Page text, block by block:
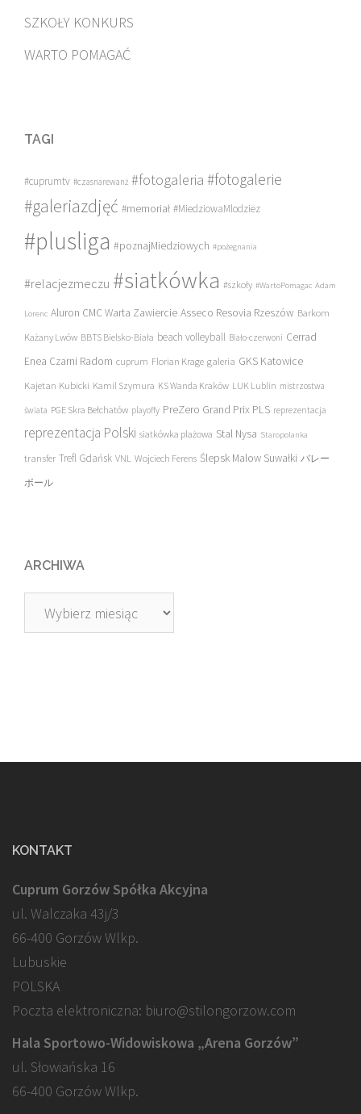
SZKOŁY KONKURS
WARTO POMAGAĆ
TAGI
#cuprumtv #czasnarewanż #fotogaleria #fotogalerie
#galeriazdjęć #memoriał #MiedziowaMlodziez
#plusliga #poznajMiedziowych #pożegnania
#relacjezmeczu #siatkówka #szkoły #WartoPomagac Adam
Lorenc Aluron CMC Warta Zawiercie Asseco Resovia Rzeszów Barkom
Każany Lwów BBTS Bielsko-Biała beach volleyball Biało-czerwoni Cerrad
Enea Czarni Radom cuprum Florian Krage galeria GKS Katowice
Kajetan Kubicki Kamil Szymura KS Wanda Kraków LUK Lublin mistrzostwa
świata PGE Skra Bełchatów playoffy PreZero Grand Prix PLS reprezentacja
reprezentacja Polski siatkówka plażowa Stal Nysa Staropolanka
transfer Trefl Gdańsk VNL Wojciech Ferens Ślepsk Malow Suwałki バレー
ボール
ARCHIWA
Archiwa
KONTAKT
Cuprum Gorzów Spółka Akcyjna
ul. Walczaka 43j/3
66-400 Gorzów Wlkp.
Lubuskie
POLSKA
Poczta elektroniczna: biuro@stilongorzow.com
Hala Sportowo-Widowiskowa „Arena Gorzów”
ul. Słowiańska 16
66-400 Gorzów Wlkp.